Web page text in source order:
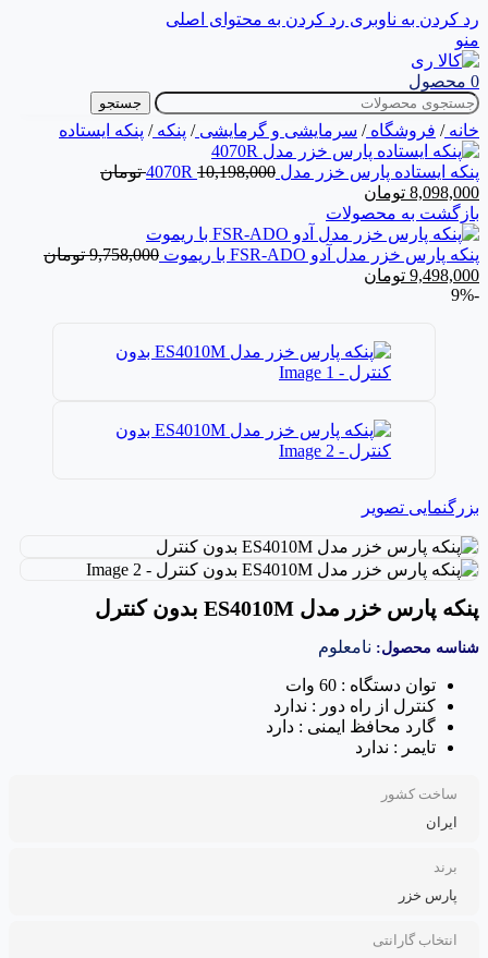
رد کردن به ناوبری رد کردن به محتوای اصلی
منو
0 محصول
جستجو
خانه/ فروشگاه/ سرمایشی و گرمایشی/ پنکه/ پنکه ایستاده
پنکه ایستاده پارس خزر مدل 4070R 10,198,000
تومان
8,098,000 تومان
بازگشت به محصولات
پنکه پارس خزر مدل آدو FSR-ADO با ریموت 9,758,000 تومان
9,498,000 تومان
-9%
بزرگنمایی تصویر
پنکه پارس خزر مدل ES4010M بدون کنترل
شناسه محصول: نامعلوم
توان دستگاه : 60 وات
کنترل از راه دور : ندارد
گارد محافظ ایمنی : دارد
تایمر : ندارد
ساخت کشور
ایران
برند
پارس خزر
انتخاب گارانتی